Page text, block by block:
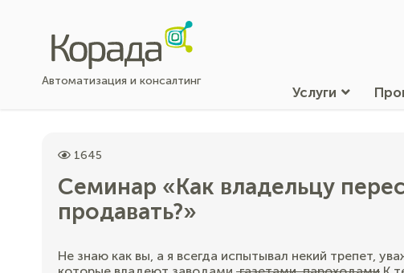
Автоматизация и консалтинг
Услуги
1645
Семинар «Как владельцу
продавать?»
Не знаю как вы, а я всегда испытывал некий трепет,